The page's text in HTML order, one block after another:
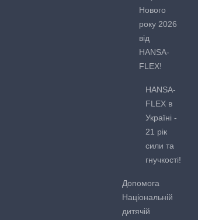
Нового
року 2026
від
HANSA-
FLEX!
HANSA-
FLEX в
Україні -
21 рік
сили та
гнучкості!
Допомога
Національній
дитячій